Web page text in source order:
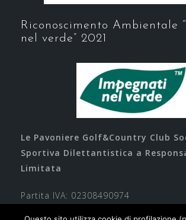
Riconoscimento Ambientale
nel verde” 2021
Le Pavoniere Golf&Country Club
Sportiva Dilettantistica a
Limitata
Partita IVA: 02308490974